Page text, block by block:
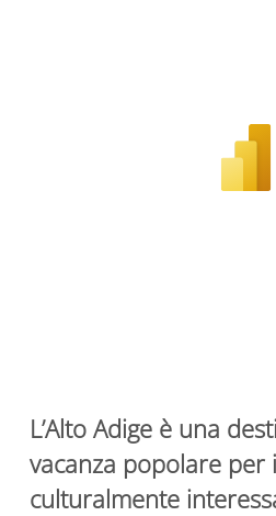
L’Alto Adige è una
vacanza popolare per
culturalmente